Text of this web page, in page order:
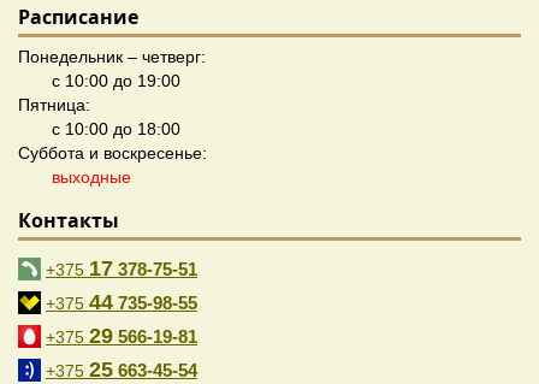
Расписание
Понедельник – четверг:
с 10:00 до 19:00
Пятница:
с 10:00 до 18:00
Суббота и воскресенье:
выходные
Контакты
+375 17 378-75-51
+375 44 735-98-55
+375 29 566-19-81
+375 25 663-45-54